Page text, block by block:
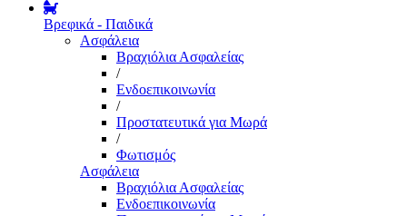
Βρεφικά - Παιδικά
Ασφάλεια
Βραχιόλια Ασφαλείας
/
Ενδοεπικοινωνία
/
Προστατευτικά για Μωρά
/
Φωτισμός
Ασφάλεια
Βραχιόλια Ασφαλείας
Ενδοεπικοινωνία